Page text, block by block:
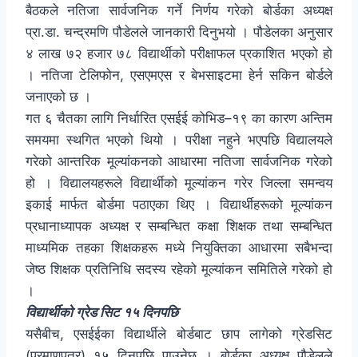
बैठकले नतिजा सार्वजनिक गर्ने निर्णय गरेको बोर्डका अध्यक्ष
प्रा.डा. चन्द्रमणि पौडेलले जानकारी दिनुभयो । पौडेलका अनुसार
४ लाख ७२ हजार ७८ विद्यार्थीको परीक्षाफल प्रकाशित भएको हो
। नतिजा टेलिफोन, एसएमएस र बेभसाइटमा हेर्न सकिन बोर्डले
जनाएको छ ।
गत ६ चैतका लागि निर्धारित एसईई कोभिड–१९ का कारण अन्तिम
समयमा स्थगित भएको थियो । परीक्षा नहुने भएपछि विद्यालयले
गरेको आन्तरिक मूल्यांकनको आधारमा नतिजा सार्वजनिक गरेको
हो । विद्यालयहरूले विद्यार्थीको मूल्यांकन गरेर जिल्ला समन्वय
इकाई मार्फत बोर्डमा पठाएका थिए । विद्यार्थीहरूको मूल्यांकन
प्रधानाध्यापक अध्यक्ष र सम्बन्धित कक्षा शिक्षक तथा सम्बन्धित
माध्यमिक तहका शिक्षकहरू मध्ये नियुक्तिका आधारमा सबैभन्दा
जेष्ठ शिक्षक प्रतिनिधि सदस्य रहेको मूल्यांकन समितिले गरेको हो
।
विद्यार्थीको ग्रेड सिट १५ दिनपछि
यसैबीच, एसईईका विद्यार्थीले बोर्डबाट छाप लागेको ग्रेडसिट